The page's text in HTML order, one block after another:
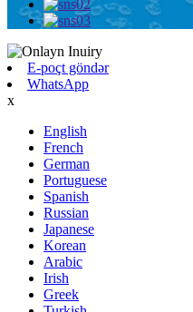
E-poçt göndər
WhatsApp
x
English
French
German
Portuguese
Spanish
Russian
Japanese
Korean
Arabic
Irish
Greek